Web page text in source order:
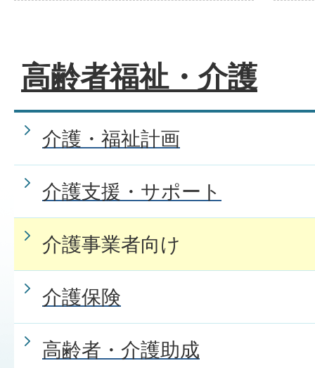
高齢者福祉・介護
介護・福祉計画
介護支援・サポート
介護事業者向け
介護保険
高齢者・介護助成